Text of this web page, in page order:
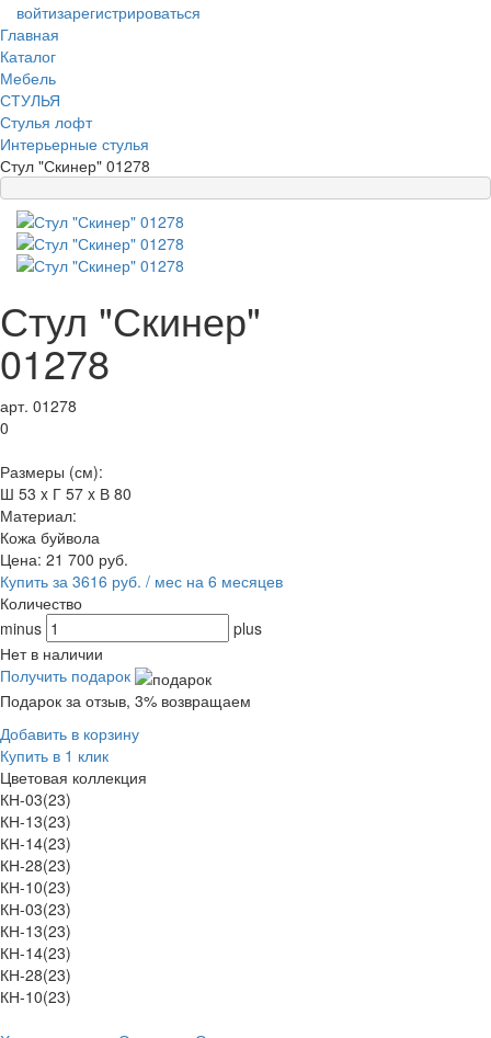
войтизарегистрироваться
Главная
Каталог
Мебель
СТУЛЬЯ
Стулья лофт
Интерьерные стулья
Стул "Скинер" 01278
Стул "Скинер"
01278
арт. 01278
0
Размеры (см):
Ш 53 x Г 57 x В 80
Материал:
Кожа буйвола
Цена: 21 700 руб.
Купить за 3616 руб. / мес на 6 месяцев
Количество
minus
plus
Нет в наличии
Получить подарок
Подарок за отзыв, 3% возвращаем
Добавить в корзину
Купить в 1 клик
Цветовая коллекция
КН-03(23)
КН-13(23)
КН-14(23)
КН-28(23)
КН-10(23)
КН-03(23)
КН-13(23)
КН-14(23)
КН-28(23)
КН-10(23)